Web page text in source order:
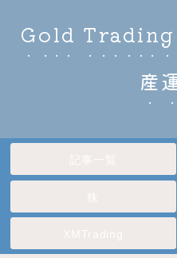
Gold Trading
産